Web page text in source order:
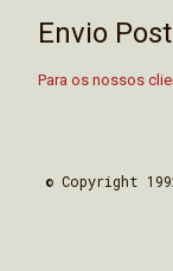
Envio
Para os nossos
© Copyright